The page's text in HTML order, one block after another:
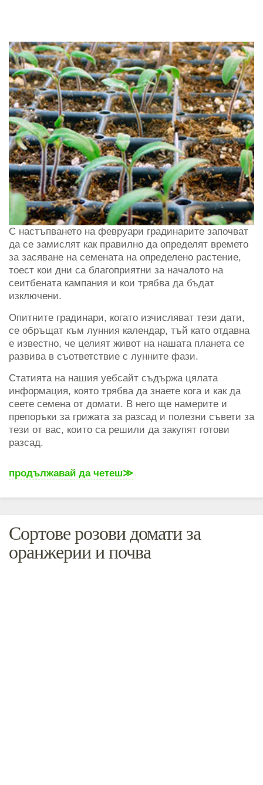
С настъпването на февруари градинарите започват
да се замислят как правилно да определят времето
за засяване на семената на определено растение,
тоест кои дни са благоприятни за началото на
сеитбената кампания и кои трябва да бъдат
изключени.
Опитните градинари, когато изчисляват тези дати,
се обръщат към лунния календар, тъй като отдавна
е известно, че целият живот на нашата планета се
развива в съответствие с лунните фази.
Статията на нашия уебсайт съдържа цялата
информация, която трябва да знаете кога и как да
сеете семена от домати. В него ще намерите и
препоръки за грижата за разсад и полезни съвети за
тези от вас, които са решили да закупят готови
разсад.
продължавай да четеш
Сортове розови домати за
оранжерии и почва